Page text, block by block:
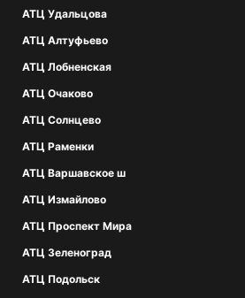
АТЦ Удальцова
АТЦ Алтуфьево
АТЦ Лобненская
АТЦ Очаково
АТЦ Солнцево
АТЦ Раменки
АТЦ Варшавское ш
АТЦ Измайлово
АТЦ Проспект Мира
АТЦ Зеленоград
АТЦ Подольск